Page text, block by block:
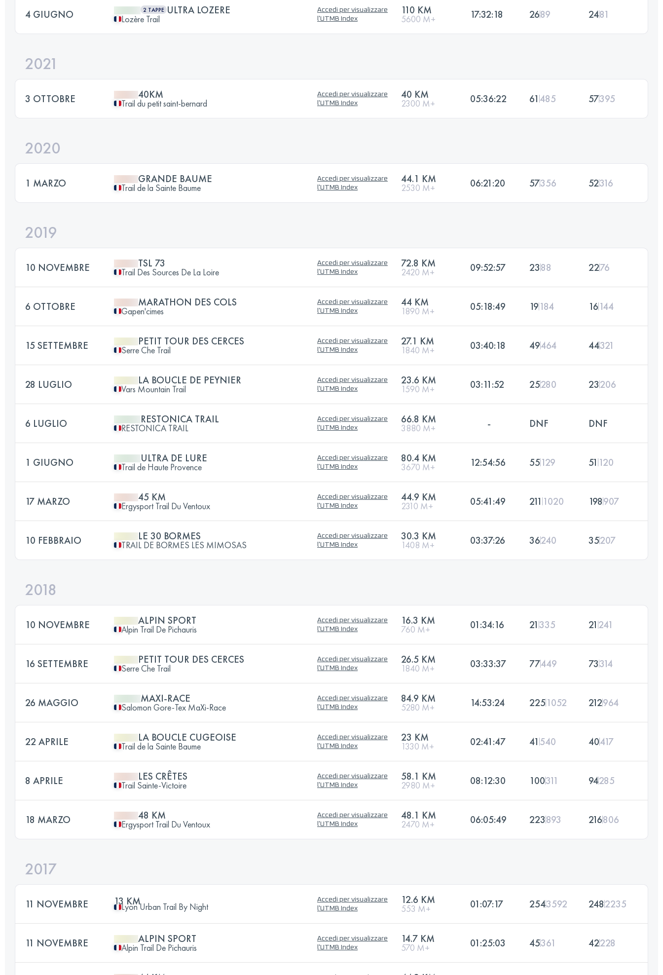
4 GIUGNO 2 TAPPE ULTRA LOZERE
Lozère Trail
Accedi per visualizzare
l'UTMB Index
110 KM
5600 M+ 17:32:18 2689 2481
2021
3 OTTOBRE 40KM
Trail du petit saint-bernard
Accedi per visualizzare
l'UTMB Index
40 KM
2300 M+ 05:36:22 61 485 57395
2020
1 MARZO GRANDE BAUME
Trail de la Sainte Baume
Accedi per visualizzare
l'UTMB Index
44.1 KM
2530 M+ 06:21:20 57356 52316
2019
10 NOVEMBRE TSL 73
Trail Des Sources De La Loire
Accedi per visualizzare
l'UTMB Index
72.8 KM
2420 M+ 09:52:57 2388 2276
6 OTTOBRE MARATHON DES COLS
Gapen'cimes
Accedi per visualizzare
l'UTMB Index
44 KM
1890 M+ 05:18:49 19184 16144
15 SETTEMBRE PETIT TOUR DES CERCES
Serre Che Trail
Accedi per visualizzare
l'UTMB Index
27.1 KM
1840 M+ 03:40:18 49464 44321
28 LUGLIO LA BOUCLE DE PEYNIER
Vars Mountain Trail
Accedi per visualizzare
l'UTMB Index
23.6 KM
1590 M+ 03:11:52 25280 23206
6 LUGLIO RESTONICA TRAIL
RESTONICA TRAIL
Accedi per visualizzare
l'UTMB Index
66.8 KM
3880 M+ - DNF DNF
1 GIUGNO ULTRA DE LURE
Trail de Haute Provence
Accedi per visualizzare
l'UTMB Index
80.4 KM
3670 M+ 12:54:56 55129 51 120
17 MARZO 45 KM
Ergysport Trail Du Ventoux
Accedi per visualizzare
l'UTMB Index
44.9 KM
2310 M+ 05:41:49 211 1020 198907
10 FEBBRAIO LE 30 BORMES
TRAIL DE BORMES LES MIMOSAS
Accedi per visualizzare
l'UTMB Index
30.3 KM
1408 M+ 03:37:26 36240 35207
2018
10 NOVEMBRE ALPIN SPORT
Alpin Trail De Pichauris
Accedi per visualizzare
l'UTMB Index
16.3 KM
760 M+ 01:34:16 21335 21 241
16 SETTEMBRE PETIT TOUR DES CERCES
Serre Che Trail
Accedi per visualizzare
l'UTMB Index
26.5 KM
1840 M+ 03:33:37 77449 73314
26 MAGGIO MAXI-RACE
Salomon Gore-Tex MaXi-Race
Accedi per visualizzare
l'UTMB Index
84.9 KM
5280 M+ 14:53:24 2251052 212964
22 APRILE LA BOUCLE CUGEOISE
Trail de la Sainte Baume
Accedi per visualizzare
l'UTMB Index
23 KM
1330 M+ 02:41:47 41 540 40417
8 APRILE LES CRÊTES
Trail Sainte-Victoire
Accedi per visualizzare
l'UTMB Index
58.1 KM
2980 M+ 08:12:30 100311 94285
18 MARZO 48 KM
Ergysport Trail Du Ventoux
Accedi per visualizzare
l'UTMB Index
48.1 KM
2470 M+ 06:05:49 223893 216806
2017
11 NOVEMBRE 13 KM
Lyon Urban Trail By Night
Accedi per visualizzare
l'UTMB Index
12.6 KM
553 M+ 01:07:17 2543592 2482235
11 NOVEMBRE ALPIN SPORT
Alpin Trail De Pichauris
Accedi per visualizzare
l'UTMB Index
14.7 KM
570 M+ 01:25:03 45361 42228